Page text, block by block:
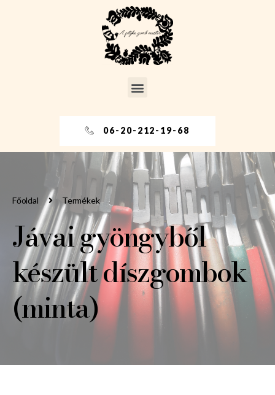
06-20-212-19-68
Főoldal Termékek
Jávai gyöngyből
készült díszgombok
(minta)